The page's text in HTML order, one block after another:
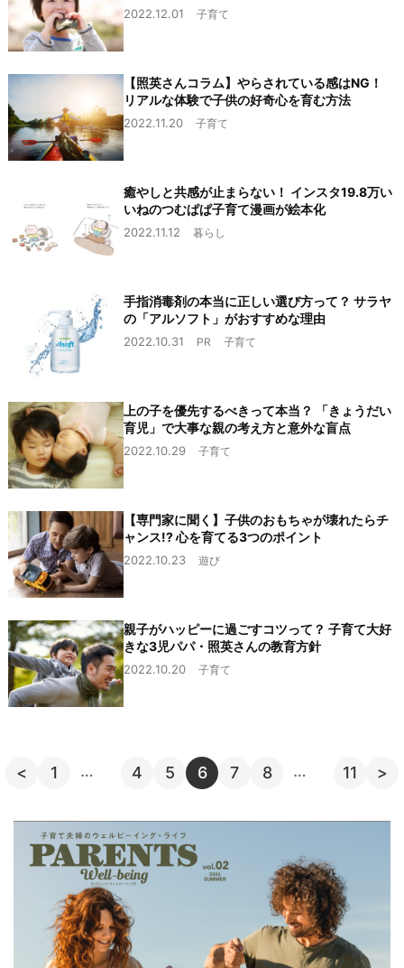
2022.12.01 子育て
【照英さんコラム】やらされている感はNG！
リアルな体験で子供の好奇心を育む方法
2022.11.20 子育て
癒やしと共感が止まらない！ インスタ19.8万い
いねのつむぱぱ子育て漫画が絵本化
2022.11.12 暮らし
手指消毒剤の本当に正しい選び方って？ サラヤ
の「アルソフト」がおすすめな理由
2022.10.31 PR 子育て
上の子を優先するべきって本当？ 「きょうだい
育児」で大事な親の考え方と意外な盲点
2022.10.29 子育て
【専門家に聞く】子供のおもちゃが壊れたらチ
ャンス!? 心を育てる3つのポイント
2022.10.23 遊び
親子がハッピーに過ごすコツって？ 子育て大好
きな3児パパ・照英さんの教育方針
2022.10.20 子育て
< 1 … 4 5 6 7 8 … 11 >